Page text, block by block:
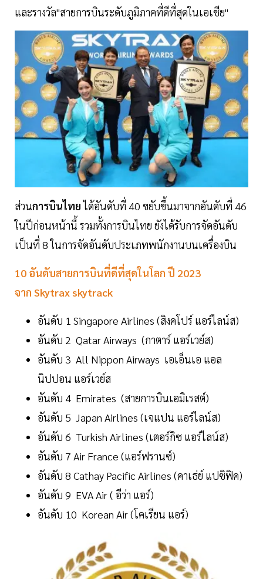
และรางวัล"สายการบินระดับภูมิภาคที่ดีที่สุดในเอเชีย"
ส่วนการบินไทยได้อันดับที่ 40 ขยับขึ้นมาจากอันดับที่ 46
ในปีก่อนหน้านี้ รวมทั้งการบินไทย ยังได้รับการจัดอันดับ
เป็นที่ 8 ในการจัดอันดับประเภทพนักงานบนเครื่องบิน
10 อันดับสายการบินที่ดีที่สุดในโลก ปี 2023
จาก Skytrax skytrack
อันดับ 1 Singapore Airlines (สิงคโปร์ แอร์ไลน์ส)
อันดับ 2 Qatar Airways (กาตาร์ แอร์เวย์ส)
อันดับ 3 All Nippon Airways เอเอ็นเอ แอล
นิปปอน แอร์เวย์ส
อันดับ 4 Emirates (สายการบินเอมิเรสต์)
อันดับ 5 Japan Airlines (เจแปน แอร์ไลน์ส)
อันดับ 6 Turkish Airlines (เตอร์กิซ แอร์ไลน์ส)
อันดับ 7 Air France (แอร์ฟรานซ์)
อันดับ 8 Cathay Pacific Airlines (คาเธ่ย์ แปซิฟิค)
อันดับ 9 EVA Air ( อีว่า แอร์)
อันดับ 10 Korean Air (โคเรียน แอร์)